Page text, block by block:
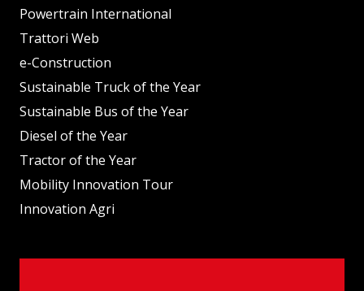
Powertrain International
Trattori Web
e-Construction
Sustainable Truck of the Year
Sustainable Bus of the Year
Diesel of the Year
Tractor of the Year
Mobility Innovation Tour
Innovation Agri